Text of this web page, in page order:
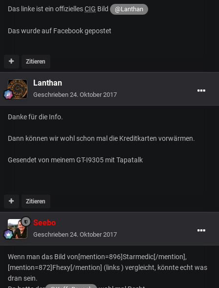
Das linke ist ein offiziellesCIG Bild @Lanthan
Das wurde auf Facebook gepostet
Zitieren
Lanthan
Geschrieben 24. Oktober 2017
Danke für die Info.
Dann können wir wohl schon mal die Kreditkarten vorwärmen.
Gesendet von meinem GT-I9305 mit Tapatalk
Zitieren
Seebo
Geschrieben 24. Oktober 2017
Wenn man das Bild von[mention=896]Starmedic[/mention],
[mention=872]Fhexy[/mention] (links ) vergleicht, könnte echt was
dran sein.